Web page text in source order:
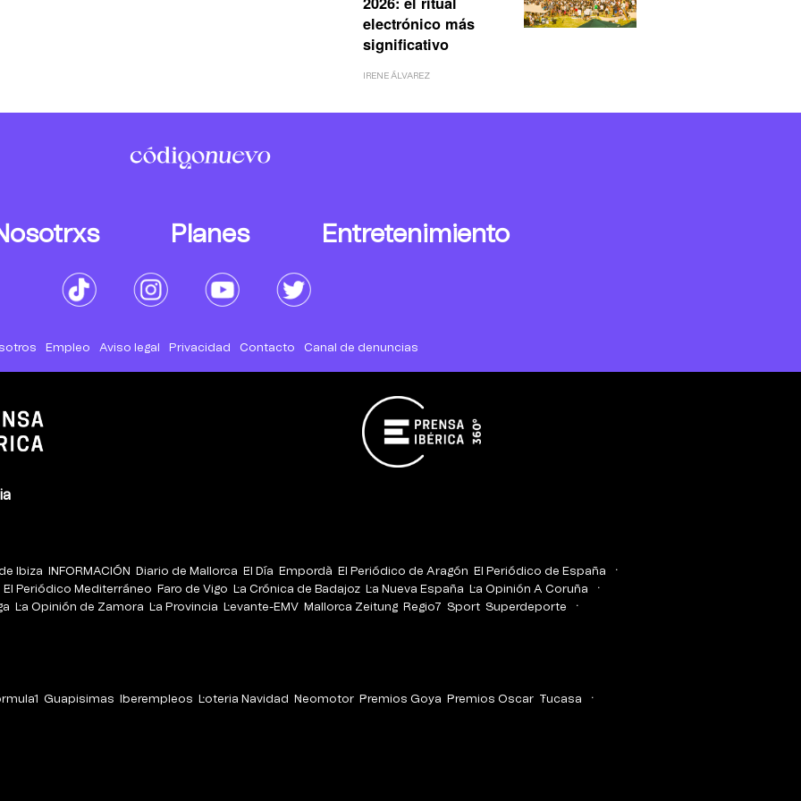
electrónico más
significativo
IRENE ÁLVAREZ
Planes Entretenimiento
Empleo Aviso legal Privacidad Contacto Canal de denuncias
Ibiza INFORMACIÓN Diario de Mallorca El Día Empordà El Periódico de Aragón
El Periódico de España
El Periódico Mediterráneo Faro de Vigo La Crónica de Badajoz La Nueva España
La Opinión A Coruña
La Opinión de Zamora La Provincia Levante-EMV Mallorca Zeitung Regio7 Sport Superdeporte
Guapisimas Iberempleos Loteria Navidad Neomotor Premios Goya Premios Oscar
Tucasa